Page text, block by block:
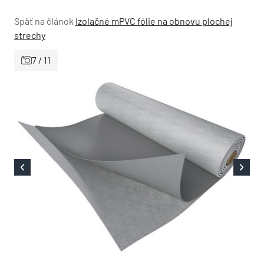
Späť na článok Izolačné mPVC fólie na obnovu plochej
strechy
7 / 11